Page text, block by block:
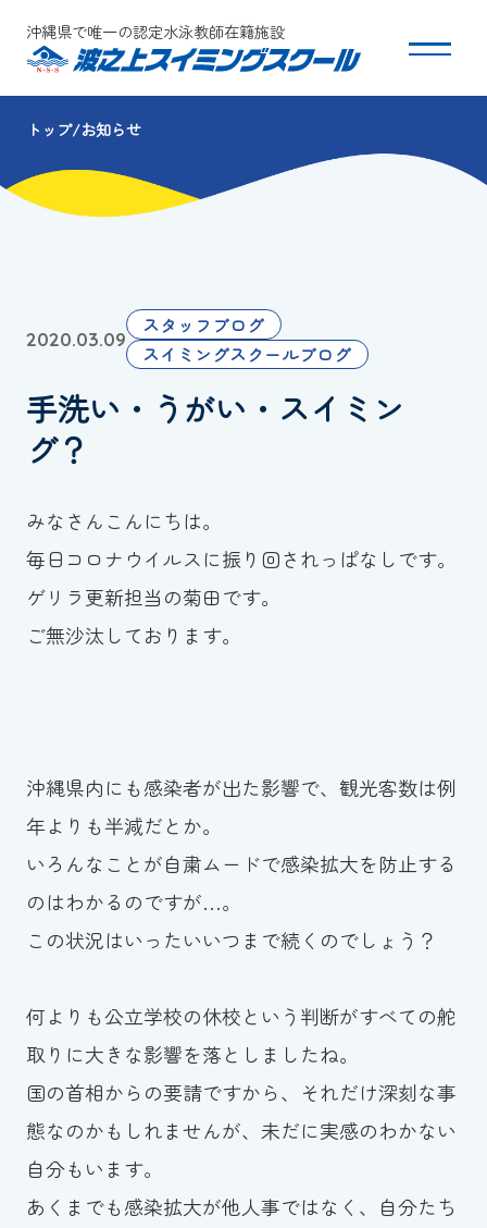
沖縄県で唯一の認定水泳教師在籍施設
スクールについて
コース・クラス紹介
団体会員募集
保護者の方へ
採用情報
お知らせ
カレンダー
波スイタイムズ
Tel.098-863-7264
メールでお問い合わせ
体験申し込みはこちら!
トップ お知らせ
2020.03.09
スタッフブログ
スイミングスクールブログ
手洗い・うがい・スイミン
グ？
みなさんこんにちは。
毎日コロナウイルスに振り回されっぱなしです。
ゲリラ更新担当の菊田です。
ご無沙汰しております。
沖縄県内にも感染者が出た影響で、観光客数は例
年よりも半減だとか。
いろんなことが自粛ムードで感染拡大を防止する
のはわかるのですが…。
この状況はいったいいつまで続くのでしょう？
何よりも公立学校の休校という判断がすべての舵
取りに大きな影響を落としましたね。
国の首相からの要請ですから、それだけ深刻な事
態なのかもしれませんが、未だに実感のわかない
自分もいます。
あくまでも感染拡大が他人事ではなく、自分たち